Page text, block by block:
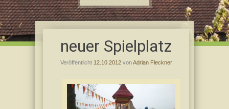
Skip
content
neuer Spielplatz
Veröffentlicht 12.10.2012vonAdrian Fleckner